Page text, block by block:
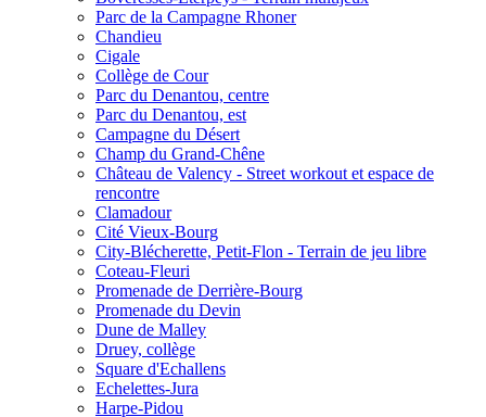
Parc de la Campagne Rhoner
Chandieu
Cigale
Collège de Cour
Parc du Denantou, centre
Parc du Denantou, est
Campagne du Désert
Champ du Grand-Chêne
Château de Valency - Street workout et espace de
rencontre
Clamadour
Cité Vieux-Bourg
City-Blécherette, Petit-Flon - Terrain de jeu libre
Coteau-Fleuri
Promenade de Derrière-Bourg
Promenade du Devin
Dune de Malley
Druey, collège
Square d'Echallens
Echelettes-Jura
Harpe-Pidou